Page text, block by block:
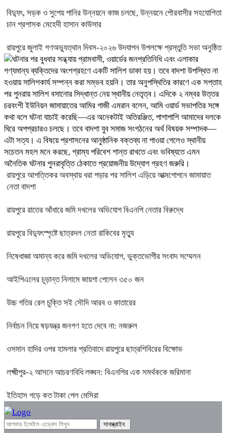
বিদ্যুৎ, সড়ক ও সুপেয় পানির উন্নয়নে কাজ চলছে, উন্নয়নে পৌরবাসীর সহযোগিতা
চান প্রশাসক মেহেদী হাসান কাউসার
রায়পুরে জুলাই গণঅভ্যুত্থান দিবস-২০২৬ উদযাপন উপলক্ষে প্রস্তুতি সভা অনুষ্ঠিত
রায়পুরে আপত্তিকর অবস্থায় ধরা পড়ার পর সালিশ এড়িয়ে আত্মগোপনে জামায়াত
নেতা বাদশা
রায়পুরে রাতের আঁধারে জমি দখলের অভিযোগ বিএনপি নেতার বিরুদ্ধে
রায়পুরে বিদ্যুৎস্পৃষ্টে ছাত্রদল নেতা রাকিবের মৃত্যু
নিষেধাজ্ঞা অমান্য করে জমি দখলের অভিযোগ, ভুক্তভোগীর সংবাদ সম্মেলন
আইপিএলের চূড়ান্ত নিলামে জায়গা পেলেন ৩৫০ জন
উচ্চ গতির রেল চুক্তি সই সৌদি আরব ও কাতারের
নির্বাচন নিয়ে ষড়যন্ত্র জনগণ হতে দেবে না: নজরুল
ওসমান হাদির ওপর হামলার প্রতিবাদে রায়পুরে ছাত্রশিবিরের বিক্ষোভ
লক্ষ্মীপুর-২ আসনে আচরণবিধি লঙ্ঘন: বিএনপির এক সমর্থককে জরিমানা
ইতিহাস গড়ে কত টাকা পেল মেসিরা